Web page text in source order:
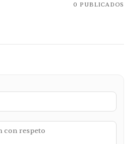
0 PUBLICADOS